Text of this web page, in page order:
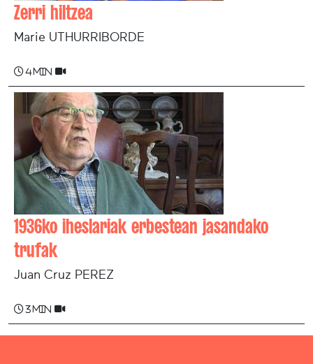
Zerri hiltzea
Marie UTHURRIBORDE
4 min
1936ko iheslariak erbestean jasandako
trufak
Juan Cruz PEREZ
3 min